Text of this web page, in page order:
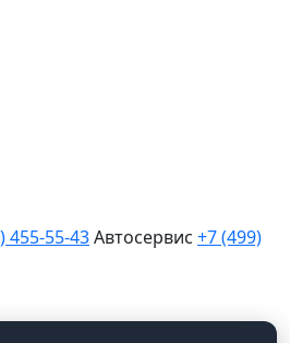
455-55-43Автосервис +7 (499)